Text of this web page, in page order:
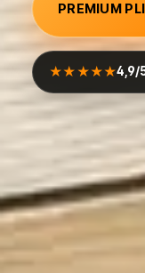
PREMIUM
★★★★★4,9/